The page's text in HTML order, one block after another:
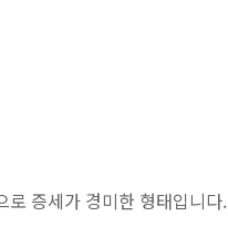
로 증세가 경미한 형태입니다.